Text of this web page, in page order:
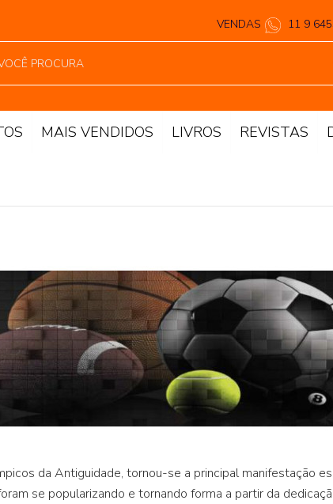
VENDAS 11 9
MAIS VENDIDOS LIVROS REVISTAS
da Antiguidade, tornou-se a principal manifestação
se popularizando e tornando forma a partir da